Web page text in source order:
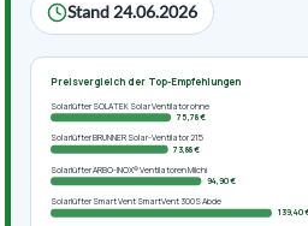
Stand 24.06.2026
Preisvergleich der Top-Empfehlungen
Solarlüfter SOLATEK Solar Ventilator ohne
75,78 €
Solarlüfter BRUNNER Solar-Ventilator 215
73,88 €
Solarlüfter ARBO-INOX® Ventilatoren Milchi
94,90 €
Solarlüfter Smart Vent SmartVent 300S Abde
139,40